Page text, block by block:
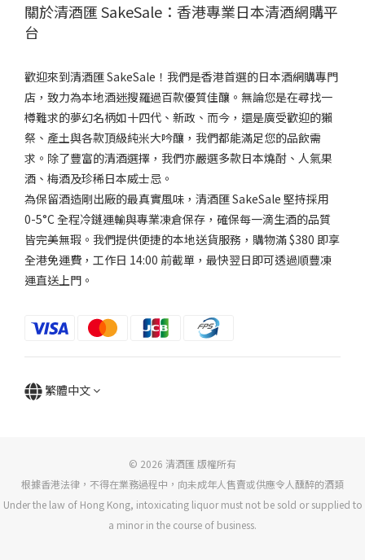
關於清酒匯 SakeSale：香港專業日本清酒網購平
台
歡迎來到清酒匯 SakeSale！我們是香港首選的日本酒網購專門
店，致力為本地酒迷搜羅過百款優質佳釀。無論您是在尋找一
樽難求的夢幻名柄如十四代、新政、而今，還是廣受歡迎的獺
祭、產土與各款頂級純米大吟釀，我們都能滿足您的品飲需
求。除了豐富的清酒選擇，我們亦嚴選多款日本燒酎、人氣果
酒、梅酒及珍稀日本威士忌。
為保留酒造剛出廠的最真實風味，清酒匯 SakeSale 堅持採用
0-5°C 全程冷鏈運輸與專業凍倉保存，確保每一滴生酒的品質
皆完美無瑕。我們提供便捷的本地送貨服務，購物滿 $380 即享
全港免運費，工作日 14:00 前截單，最快翌日即可透過順豐凍
運直送上門。
繁體中文
© 2026 清酒匯 版權所有
根據香港法律，不得在業務過程中，向未成年人售賣或供應令人醺醉的酒類
Under the law of Hong Kong, intoxicating liquor must not be sold or supplied to
a minor in the course of business.